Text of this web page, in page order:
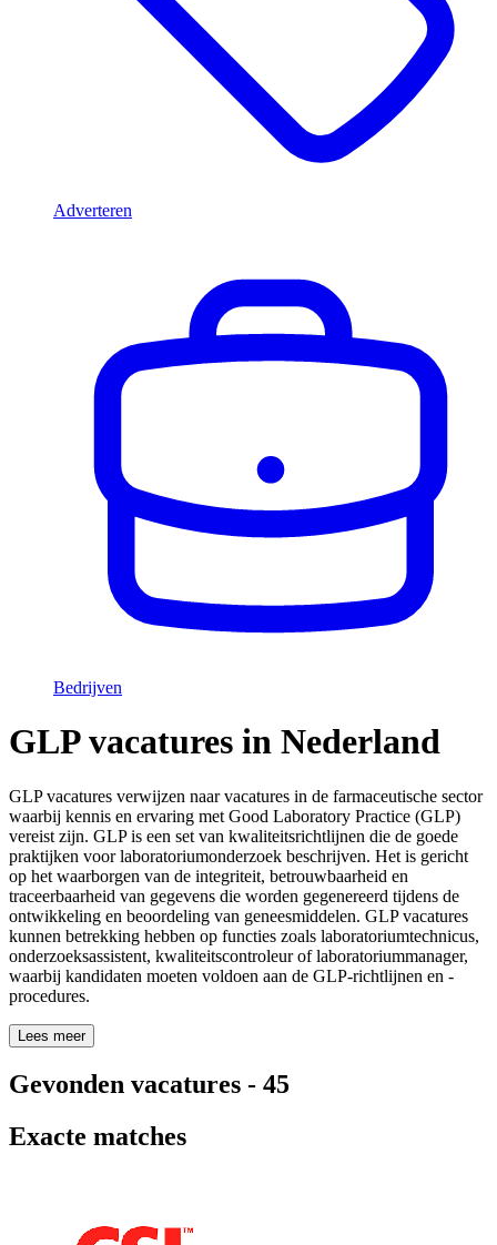
Adverteren
Bedrijven
GLP vacatures in Nederland
GLP vacatures verwijzen naar vacatures in de farmaceutische sector
waarbij kennis en ervaring met Good Laboratory Practice (GLP)
vereist zijn. GLP is een set van kwaliteitsrichtlijnen die de goede
praktijken voor laboratoriumonderzoek beschrijven. Het is gericht
op het waarborgen van de integriteit, betrouwbaarheid en
traceerbaarheid van gegevens die worden gegenereerd tijdens de
ontwikkeling en beoordeling van geneesmiddelen. GLP vacatures
kunnen betrekking hebben op functies zoals laboratoriumtechnicus,
onderzoeksassistent, kwaliteitscontroleur of laboratoriummanager,
waarbij kandidaten moeten voldoen aan de GLP-richtlijnen en -
procedures.
Lees meer
Gevonden vacatures - 45
Exacte matches